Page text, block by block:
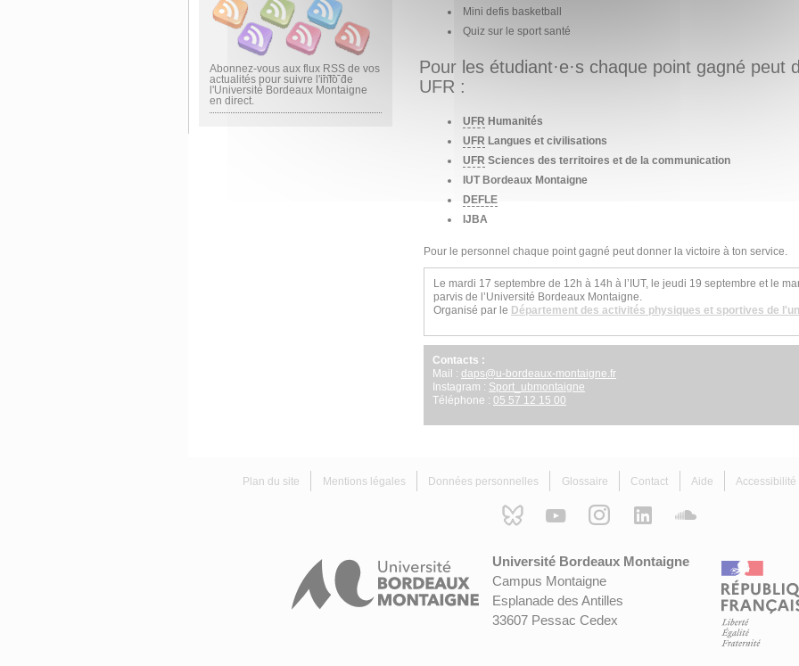
Abonnez-vous aux flux RSS de vos
actualités pour suivre l'info de
l'Université Bordeaux Montaigne
en direct.
Mini defis basketball
Quiz sur le sport santé
Pour les étudiant·e·s chaque point gagné peut
UFR :
UFR Humanités
UFR Langues et civilisations
UFR Sciences des territoires et de la communication
IUT Bordeaux Montaigne
DEFLE
IJBA
Pour le personnel chaque point gagné peut donner la victoire à ton service.
Le mardi 17 septembre de 12h à 14h à l’IUT, le jeudi 19 septembre et le
parvis de l’Université Bordeaux Montaigne.
Organisé par le Département des activités physiques et sportives de
Contacts :
Mail : daps@u-bordeaux-montaigne.fr
Instagram : Sport_ubmontaigne
Téléphone : 05 57 12 15 00
Plan du site Mentions légales Données personnelles Glossaire Contact Aide Accessibilité
Université Bordeaux Montaigne
Campus Montaigne
Esplanade des Antilles
33607 Pessac Cedex